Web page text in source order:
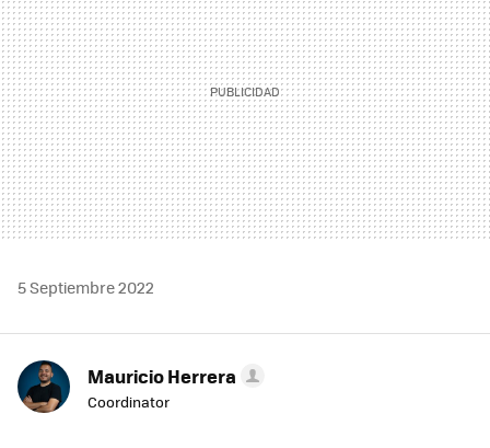
5 Septiembre 2022
Mauricio Herrera
Coordinator